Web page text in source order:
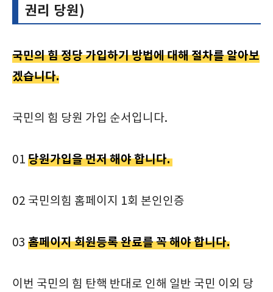
권리 당원)
국민의 힘 정당 가입하기 방법에 대해 절차를 알아보
겠습니다.
국민의 힘 당원 가입 순서입니다.
01 당원가입을 먼저 해야 합니다.
02 국민의힘 홈페이지 1회 본인인증
03 홈페이지 회원등록 완료를 꼭 해야 합니다.
이번 국민의 힘 탄핵 반대로 인해 일반 국민 이외 당